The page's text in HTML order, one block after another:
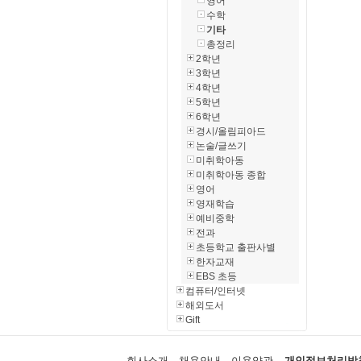
수학
기타
총정리
2학년
3학년
4학년
5학년
6학년
경시/올림피아드
논술/글쓰기
미취학아동
미취학아동 종합
영어
영재학습
예비중학
전과
초등학교 출판사별
한자교재
EBS 초등
컴퓨터/인터넷
해외도서
Gift